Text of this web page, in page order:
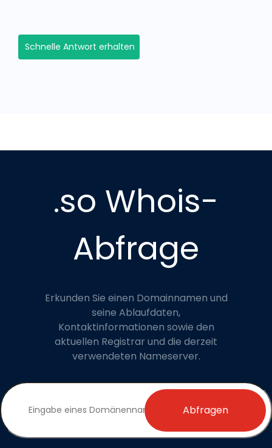
Schnelle Antwort erhalten
.so Whois-
Abfrage
Erkunden Sie einen Domainnamen und
seine Ablaufdaten,
Kontaktinformationen sowie den
aktuellen Registrar und die derzeit
verwendeten Nameserver.
Abfragen